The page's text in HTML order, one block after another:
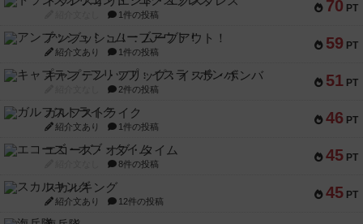
70 PT
1件の投稿
59 PT
アンブッシュ！：ムーブアウト！
紹介文あり 1件の投稿
51 PT
キャプテン・フリップ：イスラ・ボンバ
2件の投稿
46 PT
ガルフストライク
紹介文あり 1件の投稿
45 PT
エコーズ・オブ・タイム
8件の投稿
45 PT
スカルキング
紹介文あり 12件の投稿